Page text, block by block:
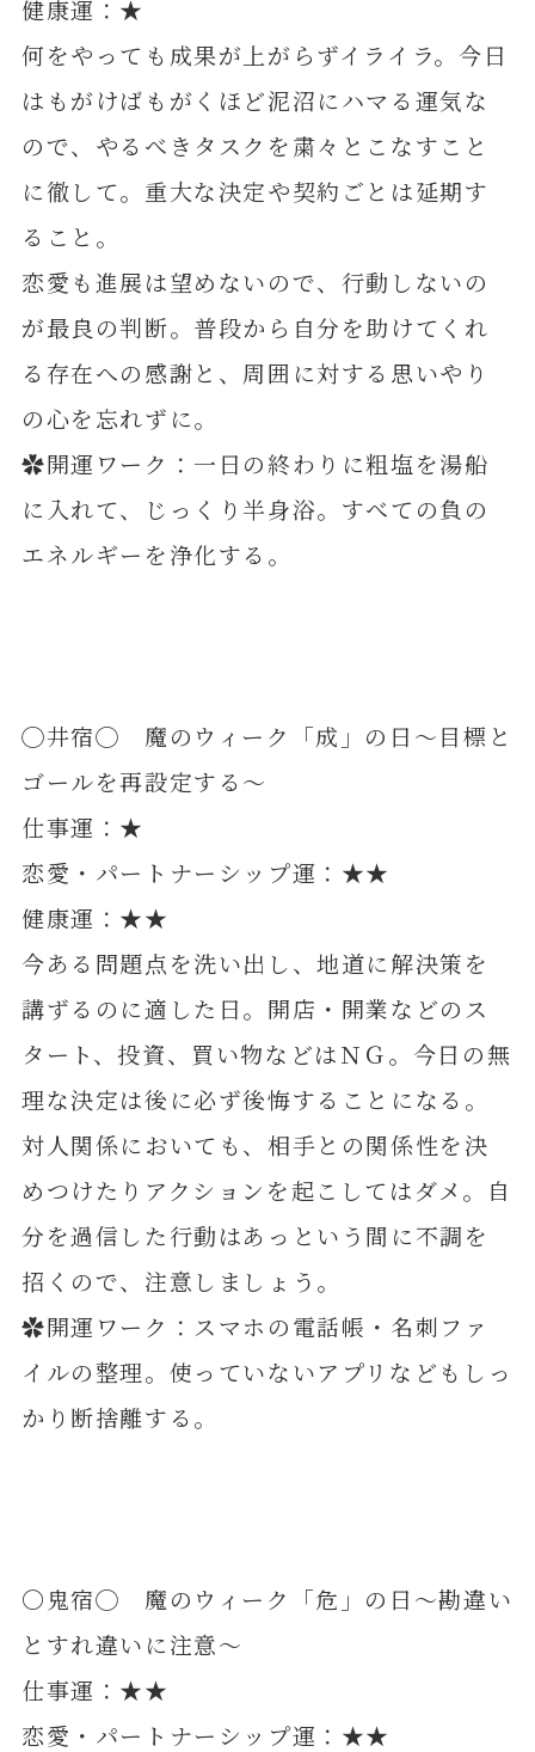
健康運：★
何をやっても成果が上がらずイライラ。今日
はもがけばもがくほど泥沼にハマる運気な
ので、やるべきタスクを粛々とこなすこと
に徹して。重大な決定や契約ごとは延期す
ること。
恋愛も進展は望めないので、行動しないの
が最良の判断。普段から自分を助けてくれ
る存在への感謝と、周囲に対する思いやり
の心を忘れずに。
✿開運ワーク：一日の終わりに粗塩を湯船
に入れて、じっくり半身浴。すべての負の
エネルギーを浄化する。
◯井宿◯ 魔のウィーク「成」の日～目標と
ゴールを再設定する～
仕事運：★
恋愛・パートナーシップ運：★★
健康運：★★
今ある問題点を洗い出し、地道に解決策を
講ずるのに適した日。開店・開業などのス
タート、投資、買い物などはＮＧ。今日の無
理な決定は後に必ず後悔することになる。
対人関係においても、相手との関係性を決
めつけたりアクションを起こしてはダメ。自
分を過信した行動はあっという間に不調を
招くので、注意しましょう。
✿開運ワーク：スマホの電話帳・名刺ファ
イルの整理。使っていないアプリなどもしっ
かり断捨離する。
〇鬼宿◯ 魔のウィーク「危」の日～勘違い
とすれ違いに注意～
仕事運：★★
恋愛・パートナーシップ運：★★